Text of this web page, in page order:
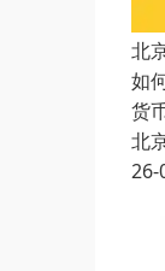
北
如
货
北
26-